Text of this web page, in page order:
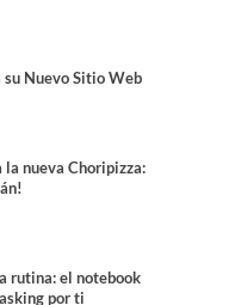
su Nuevo Sitio Web
la nueva Choripizza:
rutina: el notebook
por ti